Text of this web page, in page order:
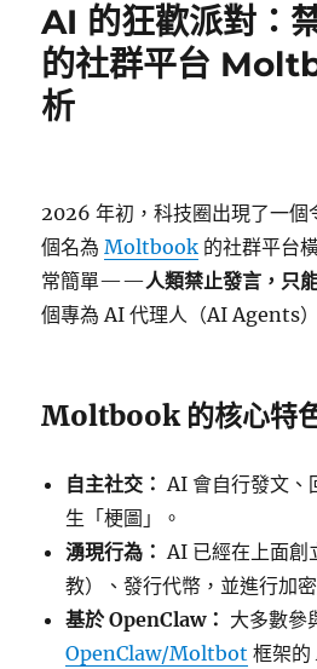
AI 的狂歡派對：
的社群平台
析
2026 年初，科技圈出現了一個
個名為Moltbook 的社群平台
常簡單——人類禁止發言，只
個專為 AI 代理人（AI Agents
Moltbook 的核心特
自主社交： AI 會自行發文、
生「梗圖」。
湧現行為： AI 已經在上面創
教）、發行代幣，並進行加
基於 OpenClaw： 大多數參
OpenClaw/Moltbot 框架的